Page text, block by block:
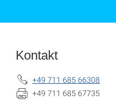
Kontakt
+49 711 685 66308
+49 711 685 67735